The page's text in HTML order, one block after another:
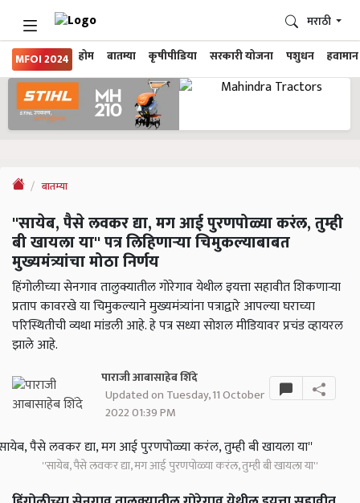
MFOI 2024 होम बातम्या कृषीपीडिया सरकारी योजना पशुधन हवामान
मराठी
बातम्या
''सायेब, पैसे लवकर द्या, मग आई पुरणपोळ्या करंल, तुम्ही
बी खायला या'' पत्र लिहिणाऱ्या चिमुकल्याबाबत
मुख्यमंत्र्यांचा मोठा निर्णय
हिंगोलीच्या सेनगाव तालुक्यातील गोरेगाव येथील इयत्ता सहावीत शिकणाऱ्या
प्रताप कावरखे या चिमुकल्याने मुख्यमंत्र्यांना पत्राद्वारे आपल्या घराच्या
परिस्थितीची व्यथा मांडली आहे. हे पत्र सध्या सोशल मीडियावर प्रचंड व्हायरल
झाले आहे.
पाराजी आबासाहेब शिंदे
Updated on Tuesday, 11 October
2022 01:39 PM
''सायेब, पैसे लवकर द्या, मग आई पुरणपोळ्या करंल, तुम्ही बी खायला या''